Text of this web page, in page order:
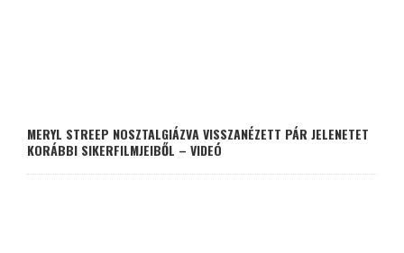
MERYL STREEP NOSZTALGIÁZVA VISSZANÉZETT PÁR JELENETET
KORÁBBI SIKERFILMJEIBŐL – VIDEÓ